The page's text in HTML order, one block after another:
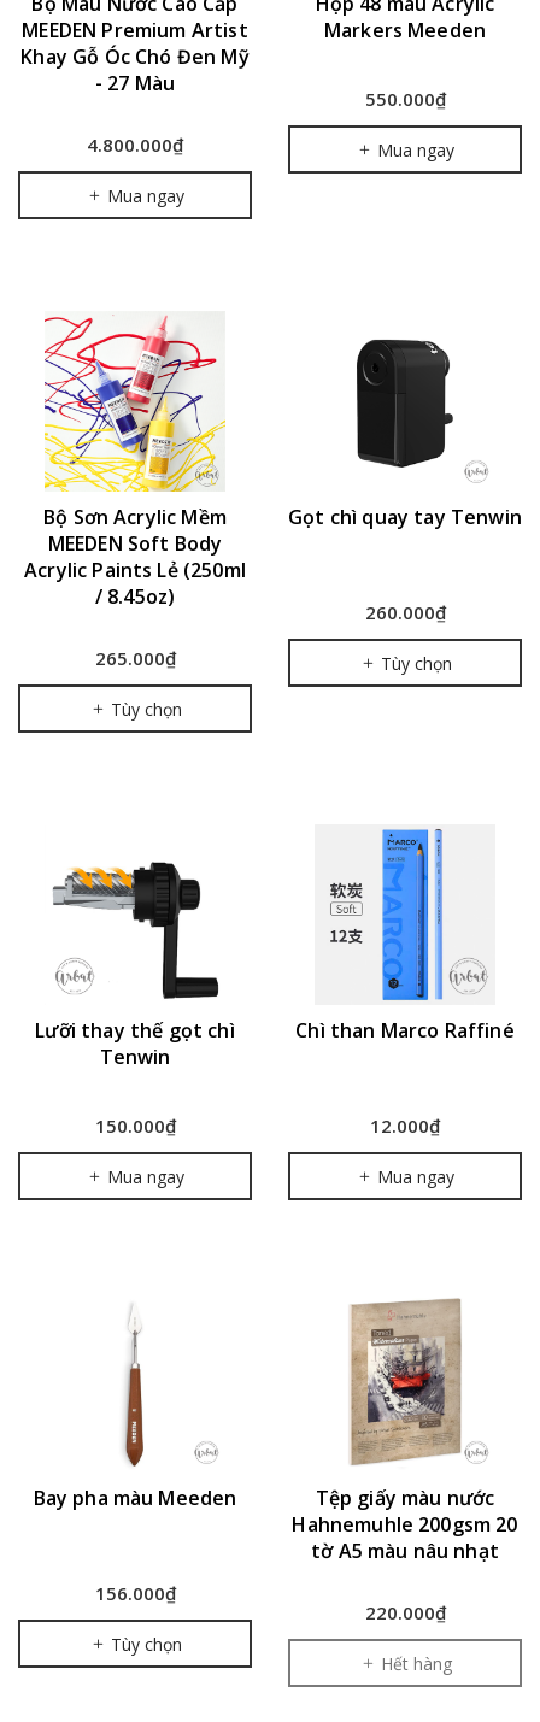
MEEDEN Premium Artist
Khay Gỗ Óc Chó Đen Mỹ
- 27 Màu
4.800.000₫
Mua ngay
Markers Meeden
550.000₫
Mua ngay
Bộ Sơn Acrylic Mềm
MEEDEN Soft Body
Acrylic Paints Lẻ (250ml
/ 8.45oz)
265.000₫
Tùy chọn
Gọt chì quay tay Tenwin
260.000₫
Tùy chọn
Lưỡi thay thế gọt chì
Tenwin
150.000₫
Mua ngay
Chì than Marco Raffiné
12.000₫
Mua ngay
Bay pha màu Meeden
156.000₫
Tùy chọn
Tệp giấy màu nước
Hahnemuhle 200gsm 20
tờ A5 màu nâu nhạt
220.000₫
Hết hàng